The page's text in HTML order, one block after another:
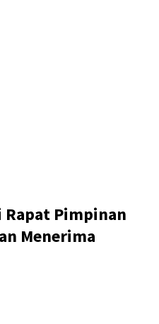
Pimpinan
Menerima